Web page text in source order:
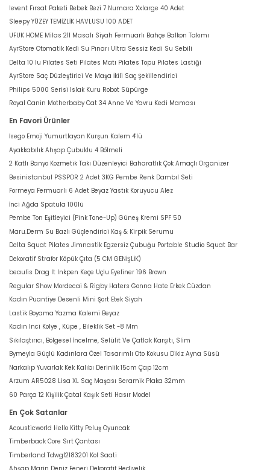
levent Fırsat Paketi Bebek Bezi 7 Numara Xxlarge 40 Adet
Sleepy YÜZEY TEMİZLİK HAVLUSU 100 ADET
UFUK HOME Milas 211 Masalı Siyah Fermuarlı Bahçe Balkon Takımı
AyrStore Otomatik Kedi Su Pınarı Ultra Sessiz Kedi Su Sebili
Delta 10 lu Pilates Seti Pilates Matı Pilates Topu Pilates Lastiği
AyrStore Saç Düzleştirici Ve Maşa İkili Saç Şekillendirici
Philips 5000 Serisi Islak Kuru Robot Süpürge
Royal Canin Motherbaby Cat 34 Anne Ve Yavru Kedi Maması
En Favori Ürünler
İsego Emoji Yumurtlayan Kurşun Kalem 4'lü
Ayakkabılık Ahşap Çubuklu 4 Bölmeli
2 Katlı Banyo Kozmetik Takı Düzenleyici Baharatlık Çok Amaçlı Organizer
Besinistanbul PSSPOR 2 Adet 3KG Pembe Renk Dambıl Seti
Formeya Fermuarlı 6 Adet Beyaz Yastık Koruyucu Alez
İnci Ağda Spatula 100lü
Pembe Ton Eşitleyici (Pink Tone-Up) Güneş Kremi SPF 50
Maru.Derm Su Bazlı Güçlendirici Kaş & Kirpik Serumu
Delta Squat Pilates Jimnastik Egzersiz Çubuğu Portable Studio Squat Bar
Dekoratif Strafor Köpük Çıta (5 CM GENİŞLİK)
beaulis Drag It Inkpen Keçe Uçlu Eyeliner 196 Brown
Regular Show Mordecai & Rigby Haters Gonna Hate Erkek Cüzdan
Kadın Puantiye Desenli Mini Şort Etek Siyah
Lastik Boyama Yazma Kalemi Beyaz
Kadın Inci Kolye , Küpe , Bileklik Set -8 Mm
Sıkılaştırıcı, Bölgesel İncelme, Selülit Ve Çatlak Karşıtı, Slim
Bymeyla Güçlü Kadınlara Özel Tasarımlı Oto Kokusu Dikiz Ayna Süsü
Narkalıp Yuvarlak Kek Kalıbı Derinlik 15cm Çap 12cm
Arzum AR5028 Lisa XL Saç Maşası Seramik Plaka 32mm
60 Parça 12 Kişilik Çatal Kaşık Seti Hasır Model
En Çok Satanlar
Acousticworld Hello Kitty Peluş Oyuncak
Timberback Core Sırt Çantası
Timberland Tdwgf2183201 Kol Saati